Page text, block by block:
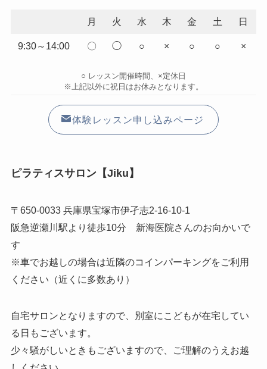
月 火 水 木 金 土 日
9:30～14:00 〇 ◯ ○ × ○ ○ ×
○ レッスン開催時間、×定休日
※上記以外に祝日はお休みとなります。
体験レッスン申し込みページ
ピラティスサロン【Jiku】
〒650-0033 兵庫県宝塚市伊孑志2-16-10-1
阪急逆瀬川駅より徒歩10分 新海医院さんのお向かいで
す
※車でお越しの場合は近隣のコインパーキングをご利用
ください（近くに多数あり）
自宅サロンとなりますので、別室にこどもが在宅してい
る日もございます。
少々騒がしいときもございますので、ご理解のうえお越